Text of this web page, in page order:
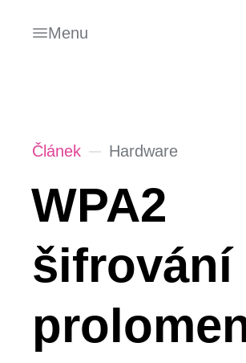
Menu
Článek Hardware
WPA2
šifrování